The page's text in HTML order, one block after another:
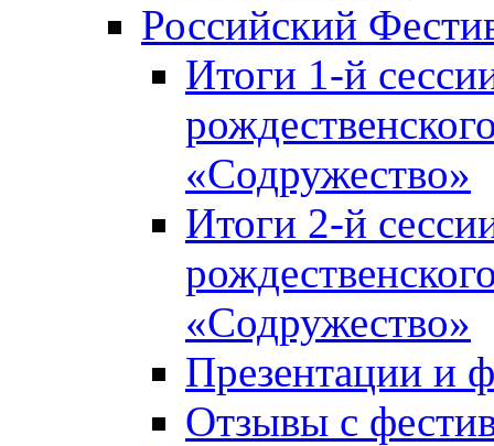
Российский
Итоги 1-й
«Содружество»
Итоги 2-й
«Содружество»
Презентации и
Отзывы с